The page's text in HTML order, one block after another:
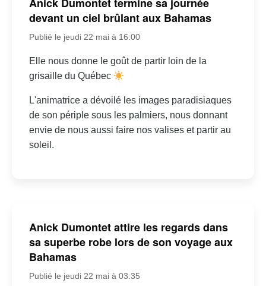
devant un ciel brûlant aux Bahamas
Publié le jeudi 22 mai à 16:00
Elle nous donne le goût de partir loin de la
grisaille du Québec
L'animatrice a dévoilé les images paradisiaques
de son périple sous les palmiers, nous donnant
envie de nous aussi faire nos valises et partir au
soleil.
Anick Dumontet attire les regards dans
sa superbe robe lors de son voyage aux
Bahamas
Publié le jeudi 22 mai à 03:35